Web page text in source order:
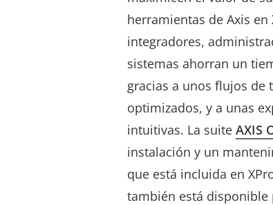
herramientas de Axis en
integradores,
sistemas ahorran un
gracias a unos flujos de
optimizados, y a unas
intuitivas. La suite AXIS
instalación y un
que está incluida en
también está disponible